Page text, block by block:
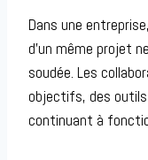
Dans une
d’un même projet
soudée. Les
objectifs, des
continuant à